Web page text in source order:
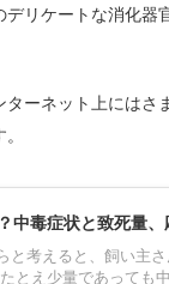
リケートな消化器
ーネット上にはさ
中毒症状と致死量
と考えると、飼い主
とえ少量であっても